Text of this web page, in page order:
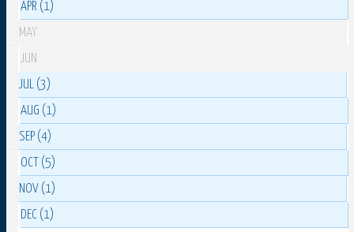
APR (1)
MAY
JUN
JUL (3)
AUG (1)
SEP (4)
OCT (5)
NOV (1)
DEC (1)